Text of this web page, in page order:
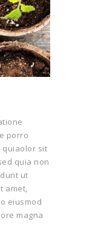
porro
quiaolor sit
quia non
ut
amet,
eiusmod
magna